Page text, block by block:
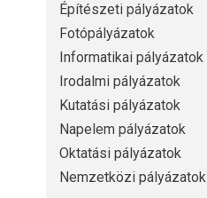
Építészeti pályázatok
Fotópályázatok
Informatikai pályázatok
Irodalmi pályázatok
Kutatási pályázatok
Napelem pályázatok
Oktatási pályázatok
Nemzetközi pályázatok